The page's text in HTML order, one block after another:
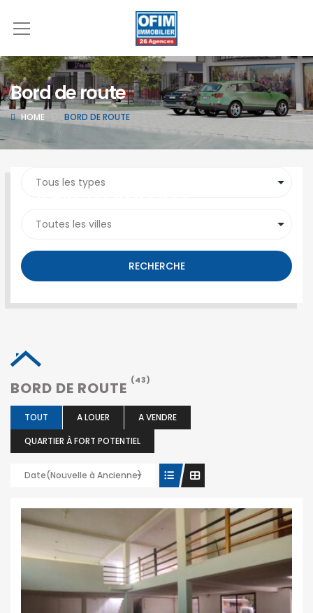
Bord de route
HOME BORD DE ROUTE
SEARCH PROPERTY
RECHERCHE
BORD DE ROUTE (43)
TOUT A LOUER
A VENDRE
QUARTIER À FORT POTENTIEL
Date(Nouvelle à Ancienne)